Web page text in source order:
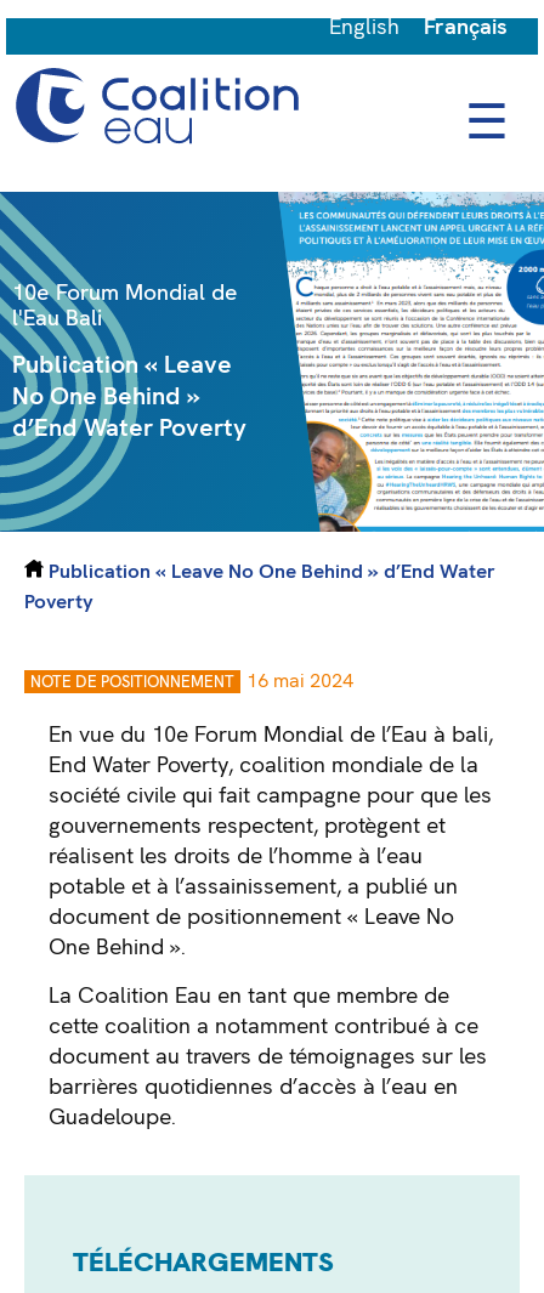
☰
10e Forum Mondial de
l'Eau Bali
Publication « Leave
No One Behind »
d’End Water Poverty
Publication « Leave No One Behind » d’End Water
Poverty
NOTE DE POSITIONNEMENT 16 mai 2024
En vue du 10e Forum Mondial de l’Eau à bali,
End Water Poverty, coalition mondiale de la
société civile qui fait campagne pour que les
gouvernements respectent, protègent et
réalisent les droits de l’homme à l’eau
potable et à l’assainissement, a publié un
document de positionnement « Leave No
One Behind ».
La Coalition Eau en tant que membre de
cette coalition a notamment contribué à ce
document au travers de témoignages sur les
barrières quotidiennes d’accès à l’eau en
Guadeloupe.
TÉLÉCHARGEMENTS
English Français